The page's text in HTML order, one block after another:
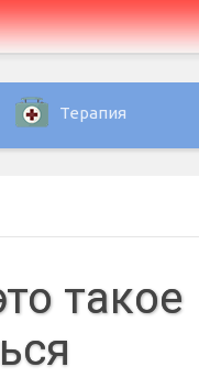
Терапия
такое